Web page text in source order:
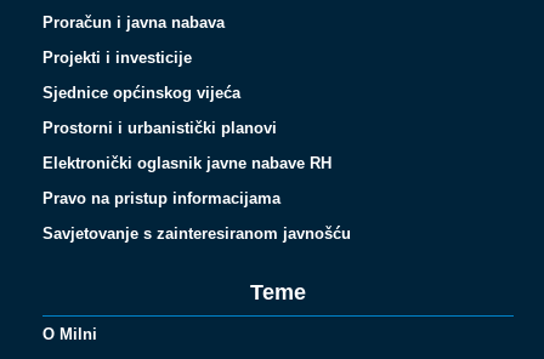
Proračun i javna nabava
Projekti i investicije
Sjednice općinskog vijeća
Prostorni i urbanistički planovi
Elektronički oglasnik javne nabave RH
Pravo na pristup informacijama
Savjetovanje s zainteresiranom javnošću
Teme
O Milni